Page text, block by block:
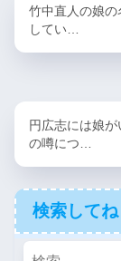
竹中直人の娘
してい…
円広志には娘
の噂につ…
検索してね